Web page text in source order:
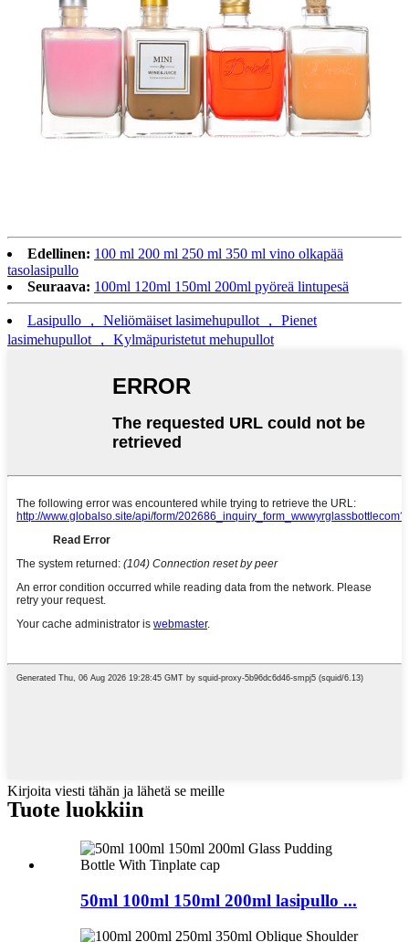
Edellinen: 100 ml 200 ml 250 ml 350 ml vino olkapää
tasolasipullo
Seuraava: 100ml 120ml 150ml 200ml pyöreä lintupesä
Lasipullo ， Neliömäiset lasimehupullot ， Pienet
lasimehupullot ， Kylmäpuristetut mehupullot
Kirjoita viesti tähän ja lähetä se meille
Tuote luokkiin
50ml 100ml 150ml 200ml lasipullo ...